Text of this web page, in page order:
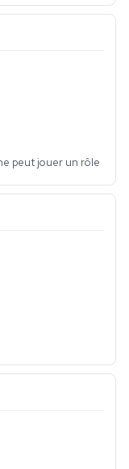
peut jouer un rôle